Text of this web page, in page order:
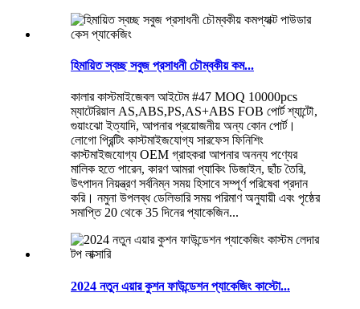
হিমায়িত স্বচ্ছ সবুজ প্রসাধনী চৌম্বকীয় কম...
কালার কাস্টমাইজেবল আইটেম #47 MOQ 10000pcs
ম্যাটেরিয়াল AS,ABS,PS,AS+ABS FOB পোর্ট শ্যান্টৌ,
গুয়াংঝো ইত্যাদি, আপনার প্রয়োজনীয় অন্য কোন পোর্ট।
লোগো প্রিন্টিং কাস্টমাইজযোগ্য সারফেস ফিনিশিং
কাস্টমাইজযোগ্য OEM গ্রাহকরা আপনার অনন্য পণ্যের
মালিক হতে পারেন, কারণ আমরা প্যাকিং ডিজাইন, ছাঁচ তৈরি,
উৎপাদন নিয়ন্ত্রণ সর্বনিম্ন সময় হিসাবে সম্পূর্ণ পরিষেবা প্রদান
করি। নমুনা উপলব্ধ ডেলিভারি সময় পরিমাণ অনুযায়ী এবং পৃষ্ঠের
সমাপ্তি 20 থেকে 35 দিনের প্যাকেজিন...
2024 নতুন এয়ার কুশন ফাউন্ডেশন প্যাকেজিং কাস্টো...